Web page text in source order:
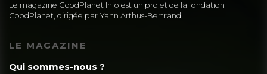
Le magazine GoodPlanet Info est un projet de la fondation
GoodPlanet, dirigée par Yann Arthus-Bertrand
LE MAGAZINE
Qui sommes-nous ?